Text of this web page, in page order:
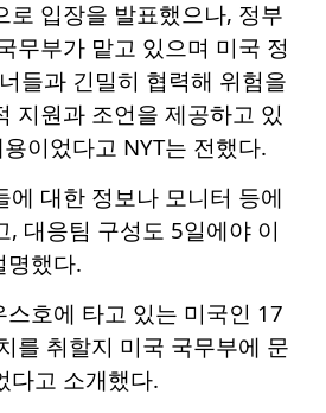
로 입장을 발표했으나, 정부
무부가 맡고 있으며 미국 정
들과 긴밀히 협력해 위험을
지원과 조언을 제공하고 있
이었다고 NYT는 전했다.
에 대한 정보나 모니터 등에
, 대응팀 구성도 5일에야 이
명했다.
스호에 타고 있는 미국인 17
를 취할지 미국 국무부에 문
다고 소개했다.